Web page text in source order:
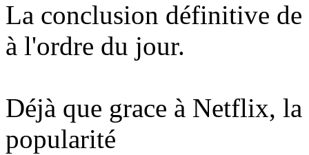
La conclusion définitive de
à l'ordre du jour.
Déjà que grace à Netflix,
popularité